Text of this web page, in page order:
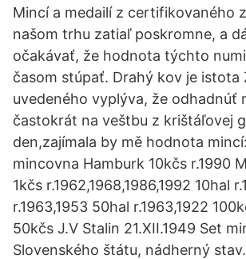
Mincí a medailí z certifikovaného
našom trhu zatiaľ poskromne, a
očakávať, že hodnota týchto
časom stúpať. Drahý kov je istota
uvedeného vyplýva, že odhadnúť
častokrát na veštbu z krištáľovej
den,zajímala by mě hodnota
mincovna Hamburk 10kčs r.1990
1kčs r.1962,1968,1986,1992 10hal
r.1963,1953 50hal r.1963,1922
50kčs J.V Stalin 21.XII.1949 Set
Slovenského štátu, nádherný stav.